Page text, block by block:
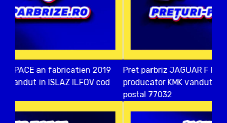
Pret parbriz JAGUAR F PACE an fabricatien 2019
producator KMK vandut in PASAREA ILFOV cod